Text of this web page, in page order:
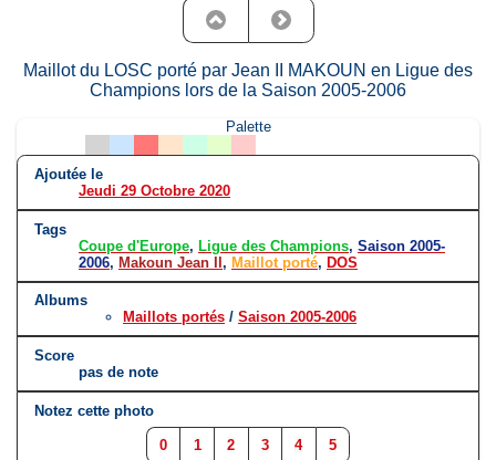
Maillot du LOSC porté par Jean II MAKOUN en Ligue des
Champions lors de la Saison 2005-2006
Palette
Ajoutée le
Jeudi 29 Octobre 2020
Tags
Coupe d'Europe, Ligue des Champions, Saison 2005-
2006, Makoun Jean II, Maillot porté, DOS
Albums
Maillots portés / Saison 2005-2006
Score
pas de note
Notez cette photo
0 1 2 3 4 5